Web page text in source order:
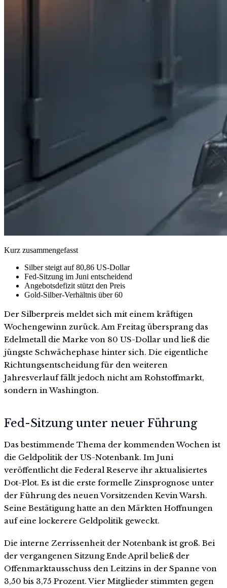
Kurz zusammengefasst
Silber steigt auf 80,86 US-Dollar
Fed-Sitzung im Juni entscheidend
Angebotsdefizit stützt den Preis
Gold-Silber-Verhältnis über 60
Der Silberpreis meldet sich mit einem kräftigen
Wochengewinn zurück. Am Freitag übersprang das
Edelmetall die Marke von 80 US-Dollar und ließ die
jüngste Schwächephase hinter sich. Die eigentliche
Richtungsentscheidung für den weiteren
Jahresverlauf fällt jedoch nicht am Rohstoffmarkt,
sondern in Washington.
Fed-Sitzung unter neuer Führung
Das bestimmende Thema der kommenden Wochen ist
die Geldpolitik der US-Notenbank. Im Juni
veröffentlicht die Federal Reserve ihr aktualisiertes
Dot-Plot. Es ist die erste formelle Zinsprognose unter
der Führung des neuen Vorsitzenden Kevin Warsh.
Seine Bestätigung hatte an den Märkten Hoffnungen
auf eine lockerere Geldpolitik geweckt.
Die interne Zerrissenheit der Notenbank ist groß. Bei
der vergangenen Sitzung Ende April beließ der
Offenmarktausschuss den Leitzins in der Spanne von
3,50 bis 3,75 Prozent. Vier Mitglieder stimmten gegen